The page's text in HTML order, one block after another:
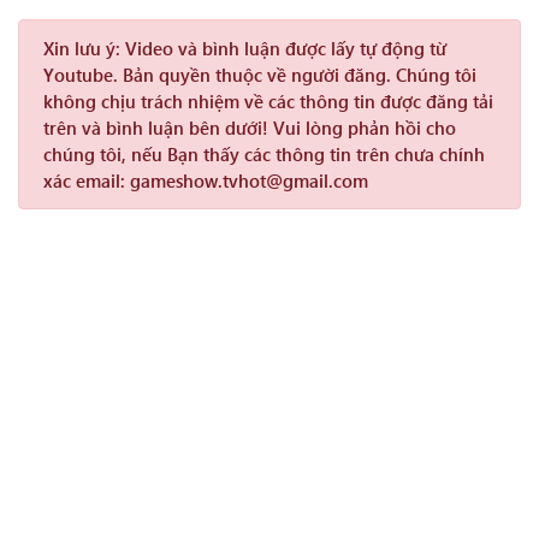
Xin lưu ý: Video và bình luận được lấy tự động từ
Youtube. Bản quyền thuộc về người đăng. Chúng tôi
không chịu trách nhiệm về các thông tin được đăng tải
trên và bình luận bên dưới! Vui lòng phản hồi cho
chúng tôi, nếu Bạn thấy các thông tin trên chưa chính
xác email: gameshow.tvhot@gmail.com